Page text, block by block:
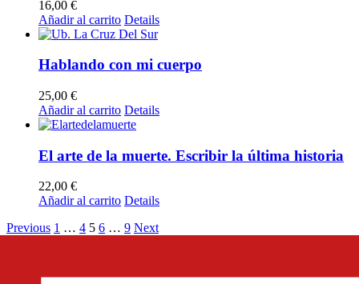
16,00 €
Añadir al carrito Details
Hablando con mi cuerpo
25,00 €
Añadir al carrito Details
El arte de la muerte. Escribir la última historia
22,00 €
Añadir al carrito Details
Previous 1 … 4 5 6 … 9 Next